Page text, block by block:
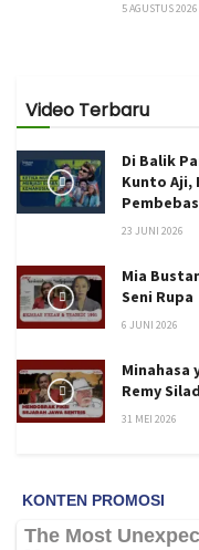
5 AGUSTUS 2026
Video Terbaru
Di Balik
Kunto Aji,
23 JUNI 2026
Mia
Seni Rupa
6 JUNI 2026
Minahasa
Remy
31 MEI 2026